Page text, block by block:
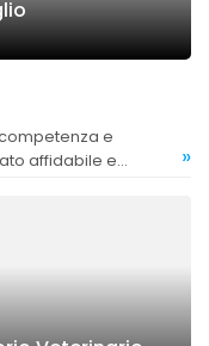
affidabile e
»